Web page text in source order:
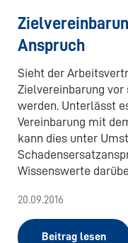
Anspruch
Sieht der
Zielvereinbarung
werden. Unterlässt
Vereinbarung mit
kann dies unter
Wissenswerte
20.09.2016
Beitrag lesen